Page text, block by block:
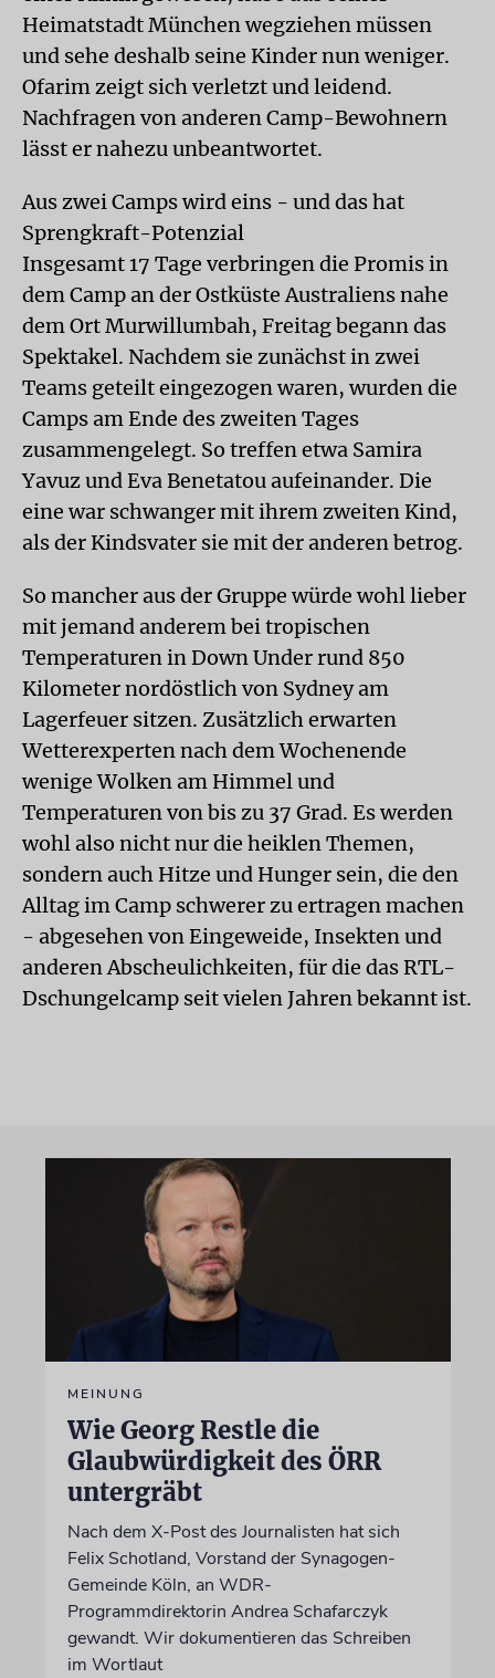
Heimatstadt München wegziehen müssen
und sehe deshalb seine Kinder nun weniger.
Ofarim zeigt sich verletzt und leidend.
Nachfragen von anderen Camp-Bewohnern
lässt er nahezu unbeantwortet.
Aus zwei Camps wird eins - und das hat
Sprengkraft-Potenzial
Insgesamt 17 Tage verbringen die Promis in
dem Camp an der Ostküste Australiens nahe
dem Ort Murwillumbah, Freitag begann das
Spektakel. Nachdem sie zunächst in zwei
Teams geteilt eingezogen waren, wurden die
Camps am Ende des zweiten Tages
zusammengelegt. So treffen etwa Samira
Yavuz und Eva Benetatou aufeinander. Die
eine war schwanger mit ihrem zweiten Kind,
als der Kindsvater sie mit der anderen betrog.
So mancher aus der Gruppe würde wohl lieber
mit jemand anderem bei tropischen
Temperaturen in Down Under rund 850
Kilometer nordöstlich von Sydney am
Lagerfeuer sitzen. Zusätzlich erwarten
Wetterexperten nach dem Wochenende
wenige Wolken am Himmel und
Temperaturen von bis zu 37 Grad. Es werden
wohl also nicht nur die heiklen Themen,
sondern auch Hitze und Hunger sein, die den
Alltag im Camp schwerer zu ertragen machen
- abgesehen von Eingeweide, Insekten und
anderen Abscheulichkeiten, für die das RTL-
Dschungelcamp seit vielen Jahren bekannt ist.
MEINUNG
Wie Georg Restle die
Glaubwürdigkeit des ÖRR
untergräbt
Nach dem X-Post des Journalisten hat sich
Felix Schotland, Vorstand der Synagogen-
Gemeinde Köln, an WDR-
Programmdirektorin Andrea Schafarczyk
gewandt. Wir dokumentieren das Schreiben
im Wortlaut